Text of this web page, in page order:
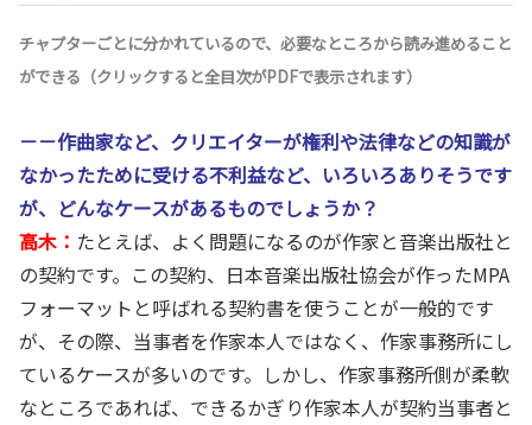
チャプターごとに分かれているので、必要なところから読み進めること
ができる（クリックすると全目次がPDFで表示されます）
－－作曲家など、クリエイターが権利や法律などの知識が
なかったために受ける不利益など、いろいろありそうです
が、どんなケースがあるものでしょうか？
高木： たとえば、よく問題になるのが作家と音楽出版社と
の契約です。この契約、日本音楽出版社協会が作ったMPA
フォーマットと呼ばれる契約書を使うことが一般的です
が、その際、当事者を作家本人ではなく、作家事務所にし
ているケースが多いのです。しかし、作家事務所側が柔軟
なところであれば、できるかぎり作家本人が契約当事者と